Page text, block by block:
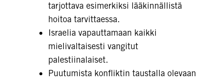
tarjottava esimerkiksi lääkinnällistä
hoitoa tarvittaessa.
Israelia vapauttamaan kaikki
mielivaltaisesti vangitut
palestiinalaiset.
Puutumista konfliktin taustalla olevaan